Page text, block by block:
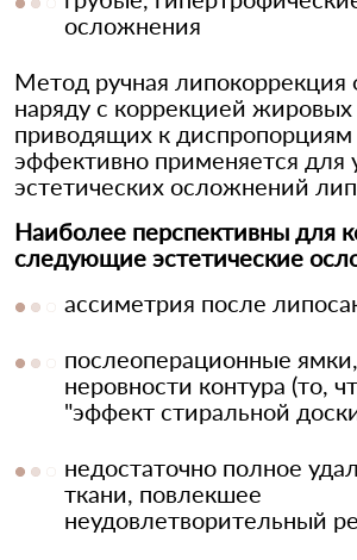
осложнения
Метод ручная липокоррекция
наряду с коррекцией
приводящих к
эффективно применяется для
эстетических осложнений
Наиболее перспективны для
следующие эстетические
ассиметрия после
послеоперационные
неровности контура (то,
"эффект стиральной
недостаточно полное
ткани, повлекшее
неудовлетворительный